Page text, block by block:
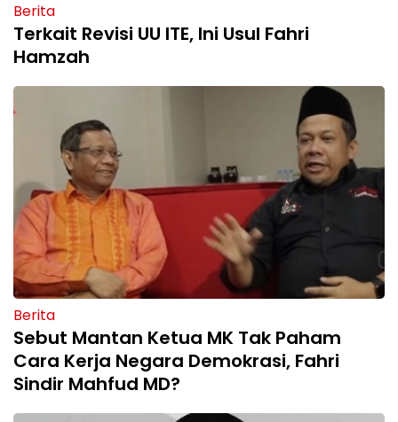
Berita
Terkait Revisi UU ITE, Ini Usul Fahri
Hamzah
Berita
Sebut Mantan Ketua MK Tak Paham
Cara Kerja Negara Demokrasi, Fahri
Sindir Mahfud MD?